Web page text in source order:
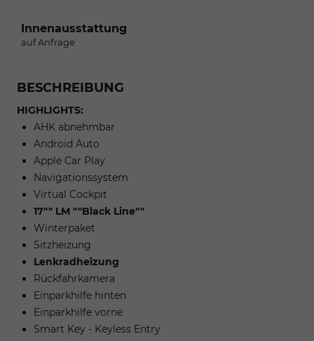
Innenausstattung
auf Anfrage
BESCHREIBUNG
HIGHLIGHTS:
AHK abnehmbar
Android Auto
Apple Car Play
Navigationssystem
Virtual Cockpit
17"" LM ""Black Line""
Winterpaket
Sitzheizung
Lenkradheizung
Rückfahrkamera
Einparkhilfe hinten
Einparkhilfe vorne
Smart Key - Keyless Entry